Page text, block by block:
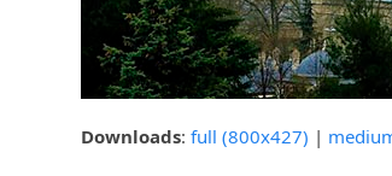
Downloads:full (800x427) |